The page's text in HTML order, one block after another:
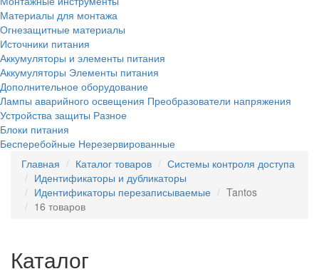
Материалы для монтажа
Огнезащитные материалы
Источники питания
Аккумуляторы и элементы питания
Аккумуляторы Элементы питания
Дополнительное оборудование
Лампы аварийного освещения Преобразователи напряжения
Устройства защиты Разное
Блоки питания
Бесперебойные Нерезервированные
Главная
Каталог товаров
Системы контроля доступа
Идентификаторы и дубликаторы
Идентификаторы перезаписываемые
Tantos
16 товаров
Каталог